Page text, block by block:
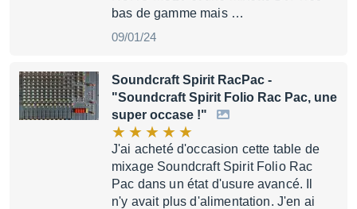
bas de gamme mais …
09/01/24
Soundcraft Spirit RacPac -
"Soundcraft Spirit Folio Rac Pac, une
super occase !"
J'ai acheté d'occasion cette table de
mixage Soundcraft Spirit Folio Rac
Pac dans un état d'usure avancé. Il
n'y avait plus d'alimentation. J'en ai